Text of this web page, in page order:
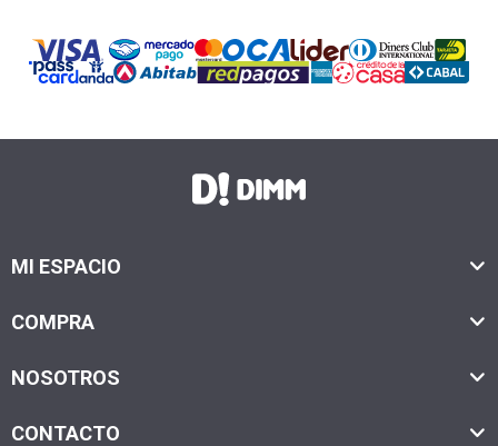
MI ESPACIO
COMPRA
NOSOTROS
CONTACTO